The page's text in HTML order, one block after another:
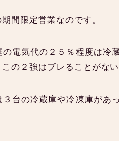
間限定営業なのです。
電気代の２５％程度は
の２強はブレることがない
台の冷蔵庫や冷凍庫があ